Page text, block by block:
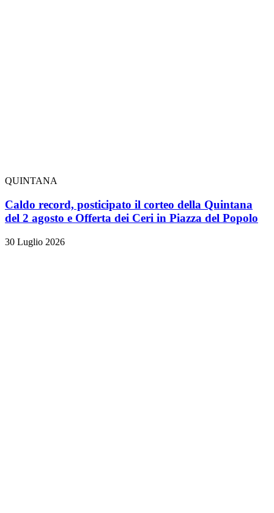
QUINTANA
Caldo record, posticipato il corteo della Quintana
del 2 agosto e Offerta dei Ceri in Piazza del Popolo
30 Luglio 2026